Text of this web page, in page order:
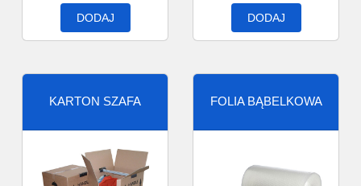
DODAJ DODAJ
KARTON SZAFA FOLIA BĄBELKOWA